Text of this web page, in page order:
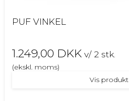
PUF VINKEL
1.249,00 DKK v/ 2 stk.
(ekskl. moms)
Vis produkt